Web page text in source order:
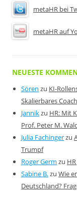
metaHR bei
metaHR auf
NEUESTE
Sören zu KI-
Skalierbares
Jannikzu HR: Mit
Prof. Peter M.
Julia Fachingerzu
Trumpf
Roger Germ zu
Sabine B.zu Wie
Deutschland?